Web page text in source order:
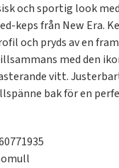
och sportig look
keps från New Era.
och pryds av en
med den
vitt.
bak för en